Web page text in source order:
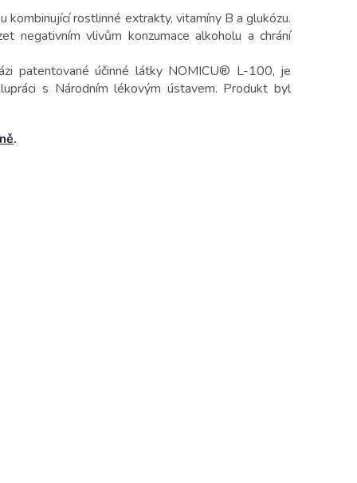
rostlinné extrakty, vitamíny B a glukózu.
negativním vlivům konzumace alkoholu a chrání
patentované účinné látky NOMICU® L-100, je
s Národním lékovým ústavem. Produkt byl
.